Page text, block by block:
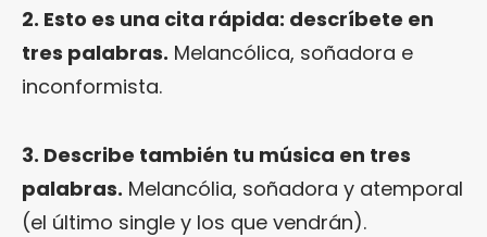
2. Esto es una cita rápida: descríbete en
tres palabras. Melancólica, soñadora e
inconformista.
3. Describe también tu música en tres
palabras. Melancólia, soñadora y atemporal
(el último single y los que vendrán).